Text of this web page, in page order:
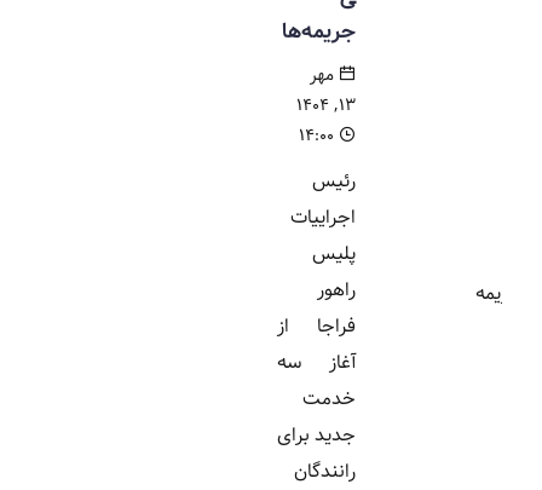
جریمه‌ها
مهر
رئیس
اجراییات
پلیس
فراجا از
آغاز سه
خدمت
جدید برای
رانندگان